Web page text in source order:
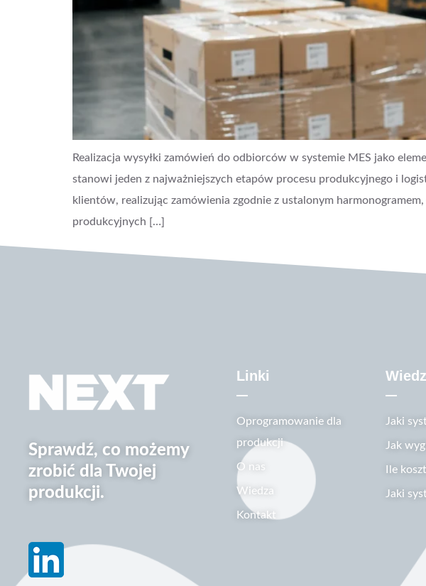
Realizacja wysyłki zamówień do odbiorców w systemie MES jako
stanowi jeden z najważniejszych etapów procesu produkcyjnego i
klientów, realizując zamówienia zgodnie z ustalonym
produkcyjnych […]
Sprawdź, co możemy
zrobić dla Twojej
produkcji.
Linki
Oprogramowanie dla
produkcji
O nas
Wiedza
Kontakt
Jaki
Jak
Ile
Jaki